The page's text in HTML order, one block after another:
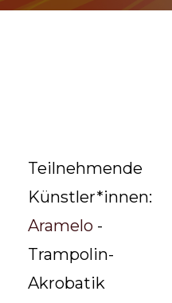
Teilnehmende
Künstler*innen:
Aramelo -
Trampolin-
Akrobatik